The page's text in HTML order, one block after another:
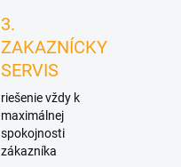
3.
ZAKAZNÍCKY
SERVIS
riešenie vždy k
maximálnej
spokojnosti
zákazníka